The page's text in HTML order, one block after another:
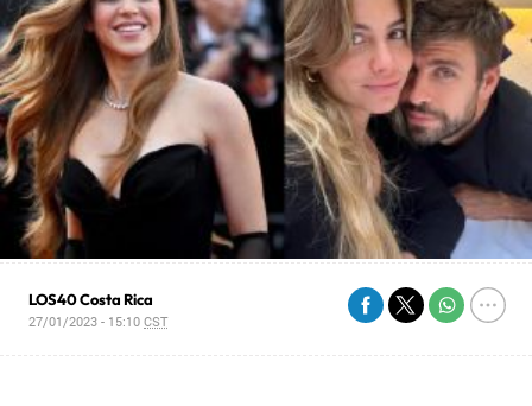
LOS40 Costa Rica
27/01/2023 - 15:10CST